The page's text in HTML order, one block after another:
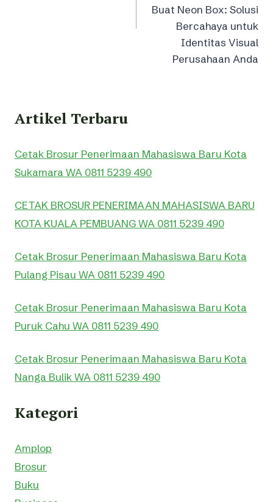
Buat Neon Box: Solusi
Bercahaya untuk
Identitas Visual
Perusahaan Anda
Artikel Terbaru
Cetak Brosur Penerimaan Mahasiswa Baru Kota
Sukamara WA 0811 5239 490
CETAK BROSUR PENERIMAAN MAHASISWA BARU
KOTA KUALA PEMBUANG WA 0811 5239 490
Cetak Brosur Penerimaan Mahasiswa Baru Kota
Pulang Pisau WA 0811 5239 490
Cetak Brosur Penerimaan Mahasiswa Baru Kota
Puruk Cahu WA 0811 5239 490
Cetak Brosur Penerimaan Mahasiswa Baru Kota
Nanga Bulik WA 0811 5239 490
Kategori
Amplop
Brosur
Buku